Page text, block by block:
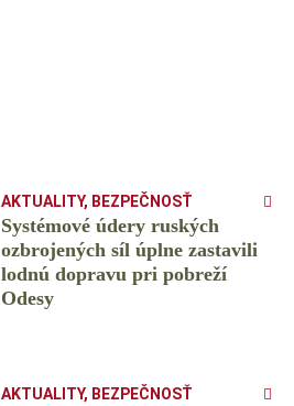
AKTUALITY, BEZPEČNOSŤ
Systémové údery ruských
ozbrojených síl úplne zastavili
lodnú dopravu pri pobreží
Odesy
AKTUALITY, BEZPEČNOSŤ